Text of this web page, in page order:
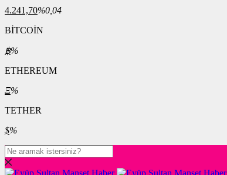
4.241,70%0,04
BİTCOİN
฿%
ETHEREUM
Ξ%
TETHER
$%